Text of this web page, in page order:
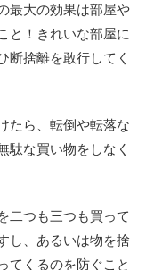
最大の効果は部屋や
と！きれいな部屋に
断捨離を敢行してく
たら、転倒や転落な
駄な買い物をしなく
二つも三つも買って
し、あるいは物を捨
てくるのを防ぐこと